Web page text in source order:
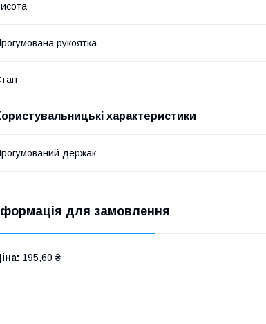
рукоятка
характеристики
держак
для замовлення
195,60 ₴